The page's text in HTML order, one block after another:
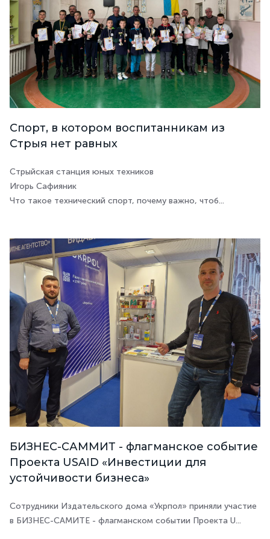
Спорт, в котором воспитанникам из
Стрыя нет равных
Стрыйская станция юных техников
Игорь Сафияник
Что такое технический спорт, почему важно, чтоб...
БИЗНЕС-САММИТ - флагманское событие
Проекта USAID «Инвестиции для
устойчивости бизнеса»
Сотрудники Издательского дома «Укрпол» приняли участие
в БИЗНЕС-САМИТЕ - флагманском событии Проекта U...